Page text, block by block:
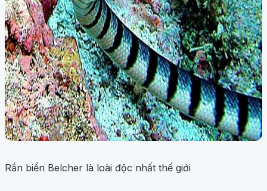
Rắn biển Belcher là loài độc nhất thế giới